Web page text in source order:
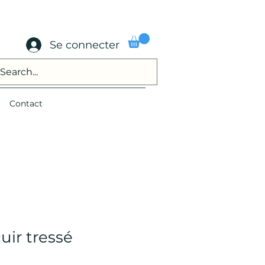
Se connecter
Contact
tressé